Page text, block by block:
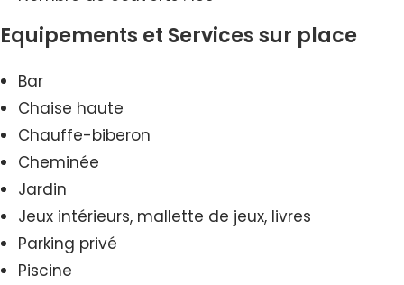
Equipements et Services sur place
Bar
Chaise haute
Chauffe-biberon
Cheminée
Jardin
Jeux intérieurs, mallette de jeux, livres
Parking privé
Piscine